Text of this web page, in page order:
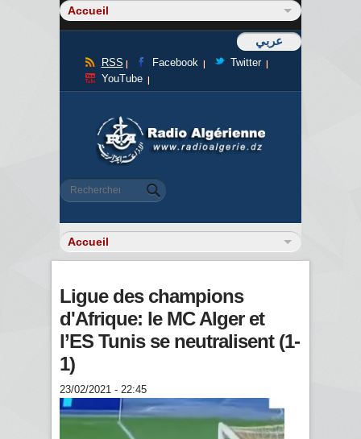
عربي
RSS Facebook
Twitter
YouTube
Formulaire de recherche
Rechercher
Ligue des champions
d'Afrique: le MC Alger et
l’ES Tunis se neutralisent (1-
1)
23/02/2021 - 22:45